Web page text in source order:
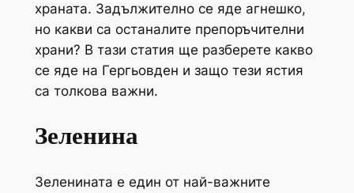
храната. Задължително се яде агнешко,
но какви са останалите препоръчителни
храни? В тази статия ще разберете какво
се яде на Гергьовден и защо тези ястия
са толкова важни.
Зеленина
Зеленината е един от най-важните